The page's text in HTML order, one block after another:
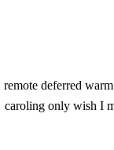
remote deferred
caroling only wish I